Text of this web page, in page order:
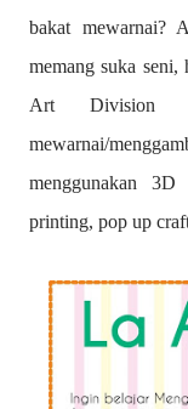
bakat mewarnai?
memang suka seni,
Art Division
mewarnai/
menggunakan
printing, pop up